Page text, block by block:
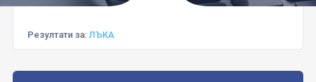
Резултати за: ЛЪКА